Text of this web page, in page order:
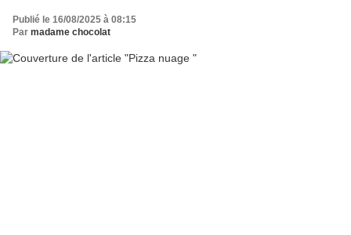
Publié le 16/08/2025 à 08:15
Par madame chocolat